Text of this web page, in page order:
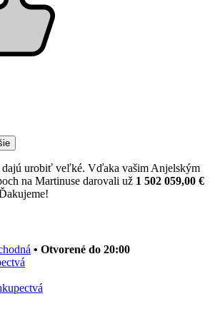
dajú urobiť veľké. Vďaka vašim Anjelským
na Martinuse darovali už 1 502 059,00 €
• Otvorené do 20:00